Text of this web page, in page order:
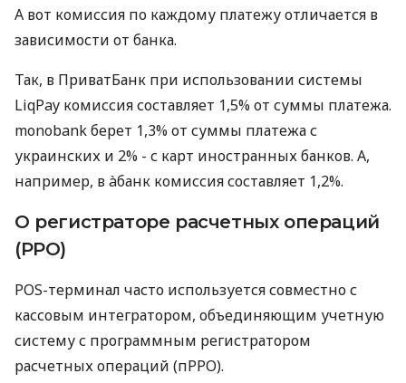
А вот комиссия по каждому платежу отличается в
зависимости от банка.
Так, в ПриватБанк при использовании системы
LiqPay комиссия составляет 1,5% от суммы платежа.
monobank берет 1,3% от суммы платежа с
украинских и 2% - с карт иностранных банков. А,
например, в àбанк комиссия составляет 1,2%.
О регистраторе расчетных операций
(РРО)
POS-терминал часто используется совместно с
кассовым интегратором, объединяющим учетную
систему с программным регистратором
расчетных операций (пРРО).